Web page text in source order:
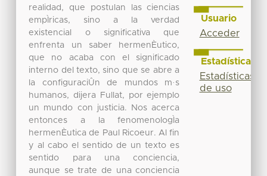
realidad, que postulan las ciencias
empÌricas, sino a la verdad
existencial o significativa que
enfrenta un saber hermenÈutico,
que no acaba con el significado
interno del texto, sino que se abre a
la configuraciÛn de mundos m·s
humanos, dijera Fullat, por ejemplo
un mundo con justicia. Nos acerca
entonces a la fenomenologÌa
hermenÈutica de Paul Ricoeur. Al fin
y al cabo el sentido de un texto es
sentido para una conciencia,
aunque se trate de una conciencia
Usuario
Acceder
Estadísticas
Estadísticas
de uso